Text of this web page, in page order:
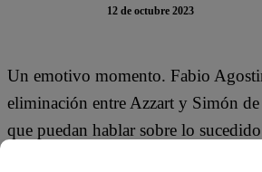
12 de octubre 2023
Un emotivo momento. Fabio
eliminación entre Azzart y Simón
que puedan hablar sobre lo